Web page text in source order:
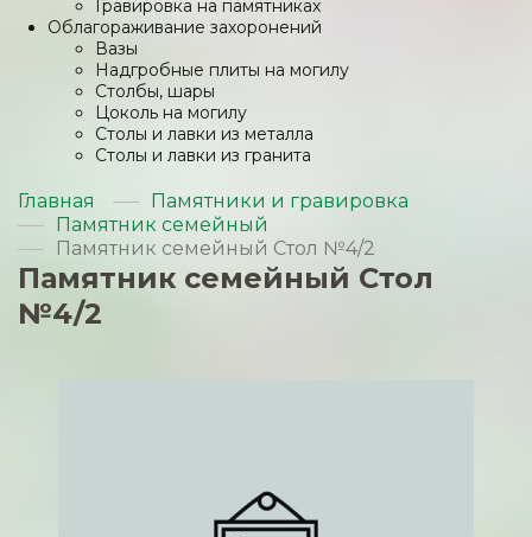
Гравировка на памятниках
Облагораживание захоронений
Вазы
Надгробные плиты на могилу
Столбы, шары
Цоколь на могилу
Столы и лавки из металла
Столы и лавки из гранита
Главная
Памятники и гравировка
Памятник семейный
Памятник семейный Стол №4/2
Памятник семейный Стол
№4/2